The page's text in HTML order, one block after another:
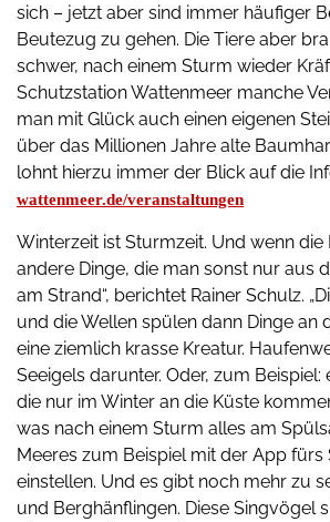
sich – jetzt aber sind immer häufiger
Beutezug zu gehen. Die Tiere aber
schwer, nach einem Sturm wieder
Schutzstation Wattenmeer manche
man mit Glück auch einen eigenen
über das Millionen Jahre alte
lohnt hierzu immer der Blick auf die
wattenmeer.de/veranstaltungen
Winterzeit ist Sturmzeit. Und wenn
andere Dinge, die man sonst nur aus
am Strand“, berichtet Rainer Schulz.
und die Wellen spülen dann Dinge an
eine ziemlich krasse Kreatur.
Seeigels darunter. Oder, zum
die nur im Winter an die Küste
was nach einem Sturm alles am
Meeres zum Beispiel mit der App fürs
einstellen. Und es gibt noch mehr zu
und Berghänflingen. Diese Singvögel